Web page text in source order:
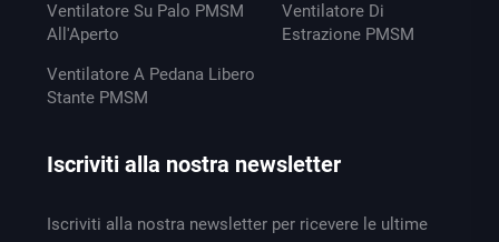
Ventilatore Su Palo PMSM
All'Aperto
Ventilatore A Pedana Libero
Stante PMSM
Ventilatore Di
Estrazione PMSM
Iscriviti alla nostra newsletter
Iscriviti alla nostra newsletter per ricevere le ultime